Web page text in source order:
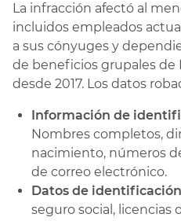
La infracción afectó al
incluidos empleados
a sus cónyuges y
de beneficios grupales de
desde 2017. Los datos
Información de
Nombres completos,
nacimiento, números
de correo electrónico.
Datos de
seguro social, licencias